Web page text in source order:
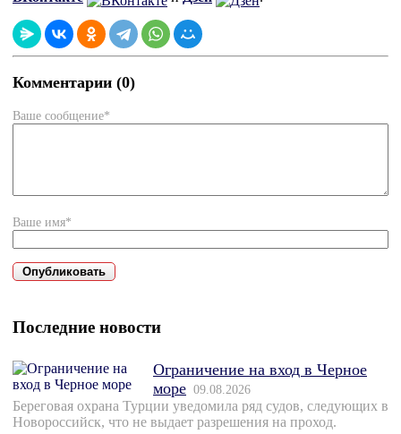
Комментарии (0)
Ваше сообщение*
Ваше имя*
Последние новости
Ограничение на вход в Черное
море 09.08.2026
Береговая охрана Турции уведомила ряд судов, следующих в
Новороссийск, что не выдает разрешения на проход.